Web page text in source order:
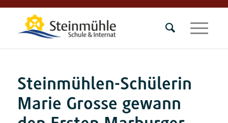
Steinmühlen-Schülerin
Marie Grosse gewann